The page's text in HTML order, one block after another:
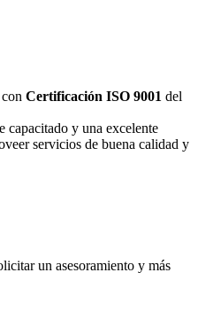
Certificación ISO 9001 del
capacitado y una excelente
servicios de buena calidad y
un asesoramiento y más